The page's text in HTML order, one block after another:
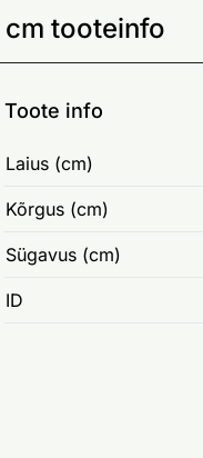
tooteinfo
Toote info
Laius (cm)
Kõrgus (cm)
Sügavus (cm)
ID